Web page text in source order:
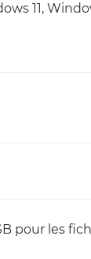
11,
pour les